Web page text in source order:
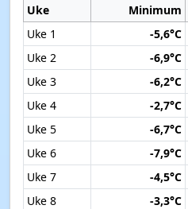
Uke
Minimum
Uke 1
-5,6°C
Uke 2
-6,9°C
Uke 3
-6,2°C
Uke 4
-2,7°C
Uke 5
-6,7°C
Uke 6
-7,9°C
Uke 7
-4,5°C
Uke 8
-3,3°C